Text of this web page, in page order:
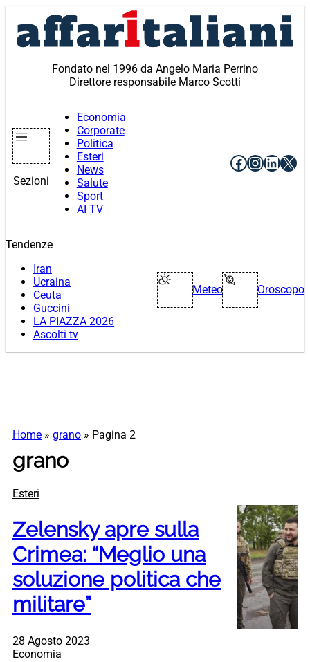
contenuto
Fondato nel 1996 da Angelo Maria Perrino
Direttore responsabile Marco Scotti
Sezioni
Economia
Corporate
Politica
Esteri
News
Salute
Sport
AI TV
Facebook
X
Tendenze
Iran
Ucraina
Ceuta
Guccini
LA PIAZZA 2026
Ascolti tv
Meteo Oroscopo
Home » grano » Pagina 2
grano
Esteri
Zelensky apre sulla
Crimea: “Meglio una
soluzione politica che
militare”
28 Agosto 2023
Economia